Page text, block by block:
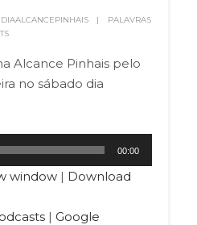
PALAVRAS
Alcance Pinhais pelo
no sábado dia
00:00
window| Download
| Google